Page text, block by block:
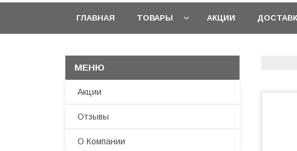
ГЛАВНАЯ ТОВАРЫ АКЦИИ
Акции
Отзывы
О Компании